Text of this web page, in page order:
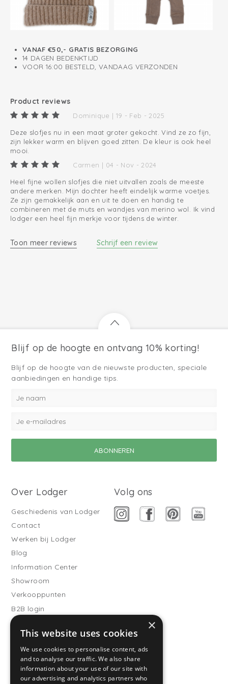
VANAF €50,- GRATIS BEZORGING
14 DAGEN BEDENKTIJD
VOOR 16:00 BESTELD, VANDAAG VERZONDEN
Product reviews
Dominique | 19 - Feb - 2025
Deze slofjes nu in een maat groter gekocht. Vind ze zo fijn,
zijn lekker warm en blijven goed zitten. De kleur is ook heel
mooi.
Carmen | 04 - Nov - 2024
Heel fijne wollen slofjes die niet uitvallen zoals de meeste
andere merken. Mijn dochter heeft eindelijk warme voetjes.
Ze zijn gemakkelijk aan en uit te doen en handig te
combineren met de muts en wandjes van merino wol. Ik vind
lodger een heel fijn merkje voor tijdens de winter.
Toon meer reviews Schrijf een review
Blijf op de hoogte en ontvang 10% korting!
Blijf op de hoogte van de nieuwste producten, speciale
aanbiedingen en handige tips.
Over Lodger
Geschiedenis van Lodger
Contact
Werken bij Lodger
Blog
Information Center
Showroom
Verkooppunten
B2B login
Buitenslaapzakken
Word verkooppartner
Klantenservice
Veelgestelde vragen
Volg ons
×
This website uses cookies
We use cookies to personalise content, ads
and to analyse our traffic. We also share
information about your use of our site with
our advertising and analytics partners who